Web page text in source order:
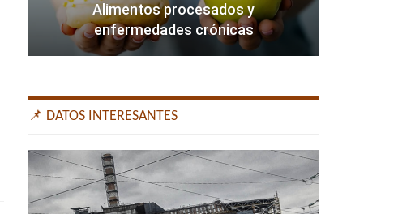
Alimentos procesados y
enfermedades crónicas
📌 DATOS INTERESANTES